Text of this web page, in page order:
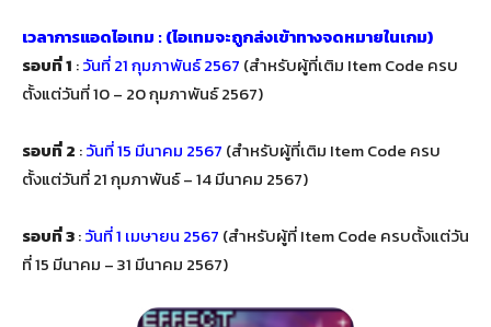
เวลาการแอดไอเทม : (ไอเทมจะถูกส่งเข้าทางจดหมายในเกม)
รอบที่ 1 :วันที่ 21 กุมภาพันธ์ 2567 (สำหรับผู้ที่เติม Item Code ครบ
ตั้งแต่วันที่ 10 – 20 กุมภาพันธ์ 2567)
รอบที่ 2 :วันที่ 15 มีนาคม 2567 (สำหรับผู้ที่เติม Item Code ครบ
ตั้งแต่วันที่ 21 กุมภาพันธ์ – 14 มีนาคม 2567)
รอบที่ 3:วันที่ 1 เมษายน 2567 (สำหรับผู้ที่ Item Code ครบตั้งแต่วัน
ที่ 15 มีนาคม – 31 มีนาคม 2567)